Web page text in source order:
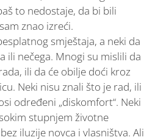
to nedostaje, da bi bili
znao izreći.
smještaja, a neki da
ili nečega. Mnogi su mislili da
ili da će obilje doći kroz
Neki nisu znali što je rad, ili
određeni „diskomfort“. Neki
stupnjem životne
iluzije novca i vlasništva. Ali